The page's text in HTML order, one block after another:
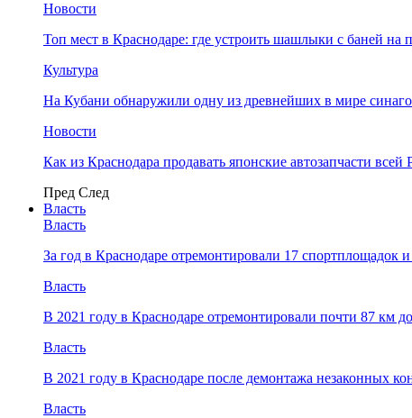
Новости
Топ мест в Краснодаре: где устроить шашлыки с баней на
Культура
На Кубани обнаружили одну из древнейших в мире
Новости
Как из Краснодара продавать японские автозапчасти
Пред След
Власть
Власть
За год в Краснодаре отремонтировали 17 спортплощадок
Власть
В 2021 году в Краснодаре отремонтировали почти 87 км
Власть
В 2021 году в Краснодаре после демонтажа незаконных
Власть